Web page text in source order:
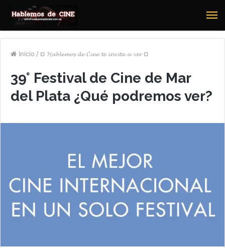
Inicio / ¤ 𝓗𝓪𝓫𝓵𝓮𝓶𝓸𝓼 𝓭𝓮 𝓒𝓲𝓷𝓮 𝓽𝓮 𝓲𝓷𝓿𝓲𝓽𝓪 𝓪 𝓿𝓮𝓻 ¤
39° Festival de Cine de Mar
del Plata ¿Qué podremos ver?